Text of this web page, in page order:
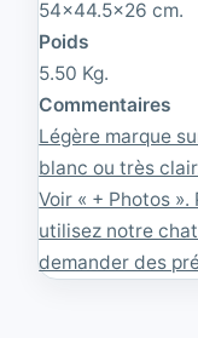
1
0
8
0
54x44.5x26 cm.
Poids
5.50 Kg.
Commentaires
Légère marque
blanc ou très
Voir « + Photos
utilisez notre
demander des